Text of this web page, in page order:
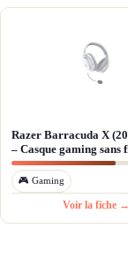
Razer Barracuda X
– Casque gaming sans
multiplateforme
🎮 Gaming
Voir la fiche →